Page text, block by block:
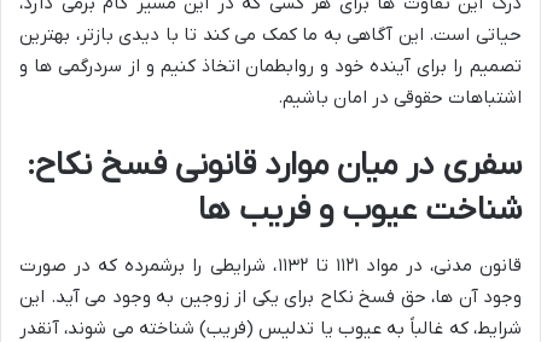
حیاتی است. این آگاهی به ما کمک می کند تا با دیدی بازتر، بهترین
تصمیم را برای آینده خود و روابطمان اتخاذ کنیم و از سردرگمی ها و
اشتباهات حقوقی در امان باشیم.
سفری در میان موارد قانونی فسخ نکاح:
شناخت عیوب و فریب ها
قانون مدنی، در مواد ۱۱۲۱ تا ۱۱۳۲، شرایطی را برشمرده که در صورت
وجود آن ها، حق فسخ نکاح برای یکی از زوجین به وجود می آید. این
شرایط، که غالباً به عیوب یا تدلیس (فریب) شناخته می شوند، آنقدر